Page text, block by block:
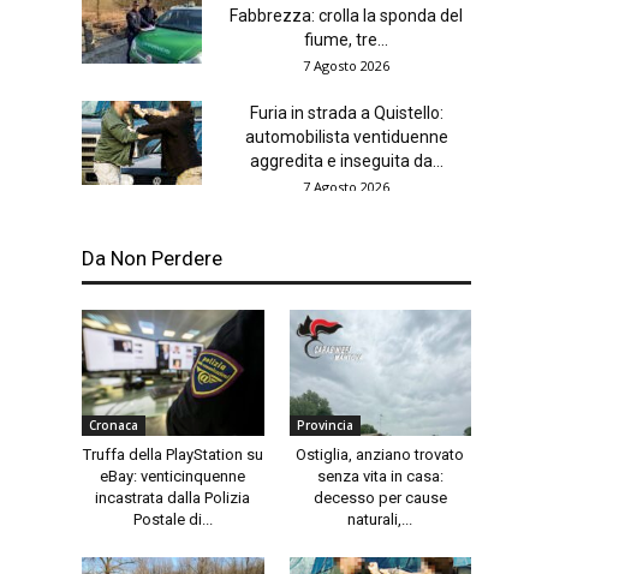
Fabbrezza: crolla la sponda del
fiume, tre...
7 Agosto 2026
Furia in strada a Quistello:
automobilista ventiduenne
aggredita e inseguita da...
7 Agosto 2026
Da Non Perdere
Cronaca
Truffa della PlayStation su
eBay: venticinquenne
incastrata dalla Polizia
Postale di...
Provincia
Ostiglia, anziano trovato
senza vita in casa:
decesso per cause
naturali,...